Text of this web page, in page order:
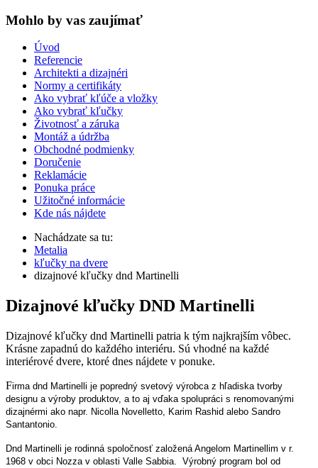
Mohlo by vas zaujímať
Úvod
Referencie
Architekti a dizajnéri
Normy a certifikáty
Ako vybrať kľúče a vložky
Ako vybrať kľučky
Životnosť a záruka
Montáž a údržba
Obchodné podmienky
Doručenie
Reklamácie
Ponuka práce
Užitočné informácie
Kde nás nájdete
Nachádzate sa tu:
Metalia
kľučky na dvere
dizajnové kľučky dnd Martinelli
Dizajnové kľučky DND Martinelli
Dizajnové kľučky dnd Martinelli patria k tým najkrajším vôbec.
Krásne zapadnú do každého interiéru. Sú vhodné na každé
interiérové dvere, ktoré dnes nájdete v ponuke.
Firma dnd Martinelli je popredný svetový výrobca z hľadiska tvorby
designu a výroby produktov, a to aj vďaka spolupráci s renomovanými
dizajnérmi ako napr. Nicolla Novelletto, Karim Rashid alebo Sandro
Santantonio.
Dnd Martinelli je rodinná spoločnosť založená Angelom Martinellim v r.
1968 v obci Nozza v oblasti Valle Sabbia. Výrobný program bol od